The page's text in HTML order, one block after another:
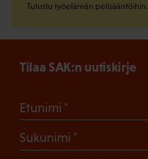
Tutustu työelämän pelisääntöihin.
Tilaa SAK:n uutiskirje
Etunimi
Sukunimi